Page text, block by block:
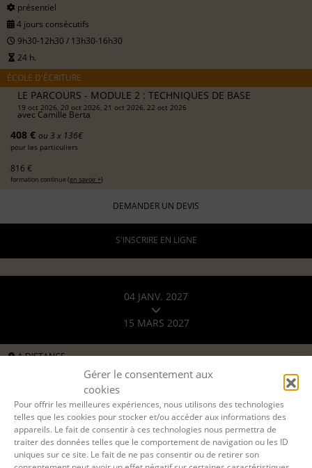
Gérer le consentement aux
cookies
Pour offrir les meilleures expériences, nous utilisons des technologies
telles que les cookies pour stocker et/ou accéder aux informations des
appareils. Le fait de consentir à ces technologies nous permettra de
traiter des données telles que le comportement de navigation ou les ID
uniques sur ce site. Le fait de ne pas consentir ou de retirer son
présentiel
4 jours consécutifs
9h30-12h30 / 13h30-16h30
24 h.
ÉCOLE D'ÉCRITURE
LE PARCOURS - MODULE 2 : TECHNIQUES DE BASE
19 oct 2026, 20 oct 2026, 21 oct 2026, 22 oct 2026
avec Camille Berta
408 € ou 3 x 136€
pour les particuliers
816 €
formation continue (en savoir +)
DEMANDER UN DEVIS
S'INSCRIRE EN LIGNE
04 JANV. 2027
15 MARS 2027
A DISTANCE
8 lundis en soirée
19h-22h
24 h.
ÉCOLE D'ÉCRITURE
LE PARCOURS - MODULE 2 : TECHNIQUES DE BASE